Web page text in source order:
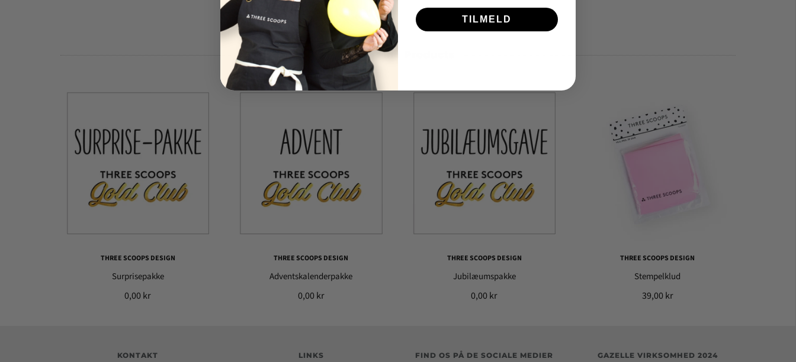
Other Fine Products
THREE SCOOPS DESIGN
Surprisepakke
0,00 kr
THREE SCOOPS DESIGN
Adventskalenderpakke
0,00 kr
THREE SCOOPS DESIGN
Jubilæumspakke
0,00 kr
THREE SCOOPS DESIGN
Stempelklud
39,00 kr
KONTAKT LINKS FIND OS PÅ DE SOCIALE MEDIER GAZELLE VIRKSOMHED 2024
TILMELD